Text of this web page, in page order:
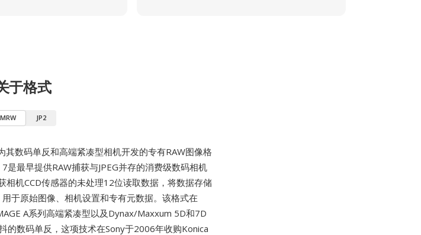
于格式
MRW JP2
其数码单反和高端紧凑型相机开发的专有RAW图像格
最早提供RAW捕获与JPEG并存的消费级数码相机
相机CCD传感器的未处理12位读取数据，将数据存储
于原始图像、相机设置和专有元数据。该格式在
A系列高端紧凑型以及Dynax/Maxxum 5D和7D
数码单反，这项技术在Sony于2006年收购Konica